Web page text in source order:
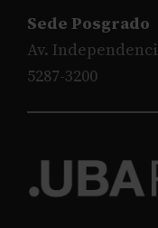
Sede Posgrado
Av.
5287-3200